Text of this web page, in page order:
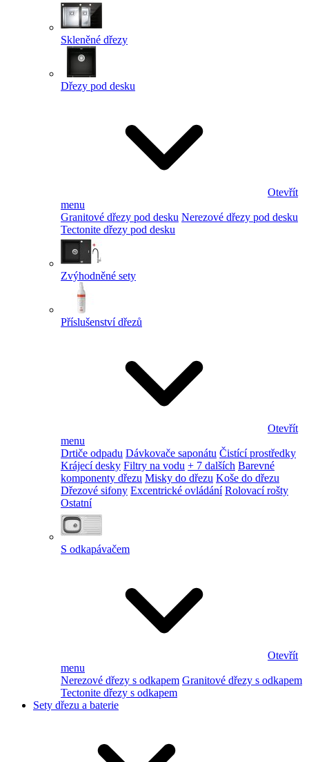
Skleněné dřezy
Dřezy pod desku
Otevřít
menu
Granitové dřezy pod desku Nerezové dřezy pod desku
Tectonite dřezy pod desku
Zvýhodněné sety
Příslušenství dřezů
Otevřít
menu
Drtiče odpadu Dávkovače saponátu Čistící prostředky
Krájecí desky Filtry na vodu + 7 dalších Barevné
komponenty dřezu Misky do dřezu Koše do dřezu
Dřezové sifony Excentrické ovládání Rolovací rošty
Ostatní
S odkapávačem
Otevřít
menu
Nerezové dřezy s odkapem Granitové dřezy s odkapem
Tectonite dřezy s odkapem
Sety dřezu a baterie